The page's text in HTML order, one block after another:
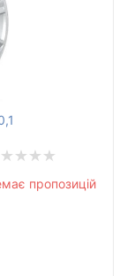
пропозицій